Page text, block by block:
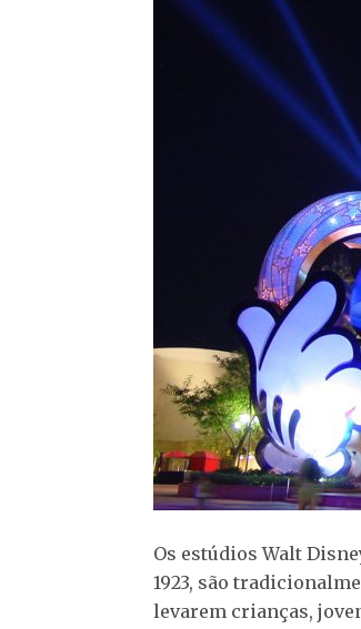
Os estúdios Walt
1923, são
levarem crianças,